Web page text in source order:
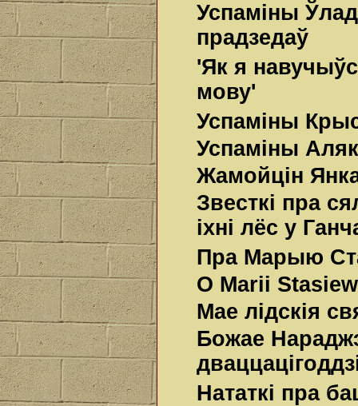
Успаміны
прадзедаў
'Як я
мову'
Успаміны
Успаміны
Жамойцін
Звесткі пра
іхні лёс у
Пра Марыю
O Marii
Мае лідскія
Божае
Нататкі пра